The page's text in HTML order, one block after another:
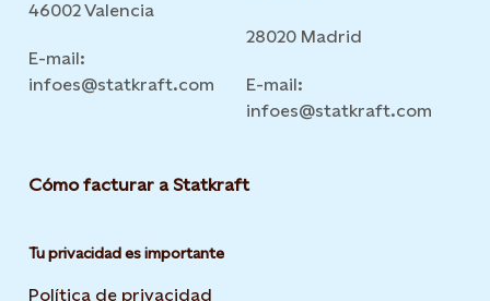
46002 Valencia
E-mail:
infoes@statkraft.com
28020 Madrid
E-mail:
infoes@statkraft.com
Cómo facturar a Statkraft
Tu privacidad es importante
Política de privacidad